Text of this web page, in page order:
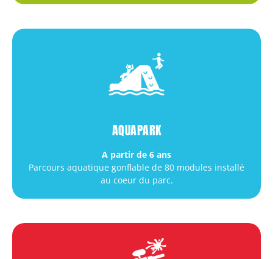
AQUAPARK
A partir de 6 ans
Parcours aquatique gonflable de 80 modules installé
au coeur du parc.